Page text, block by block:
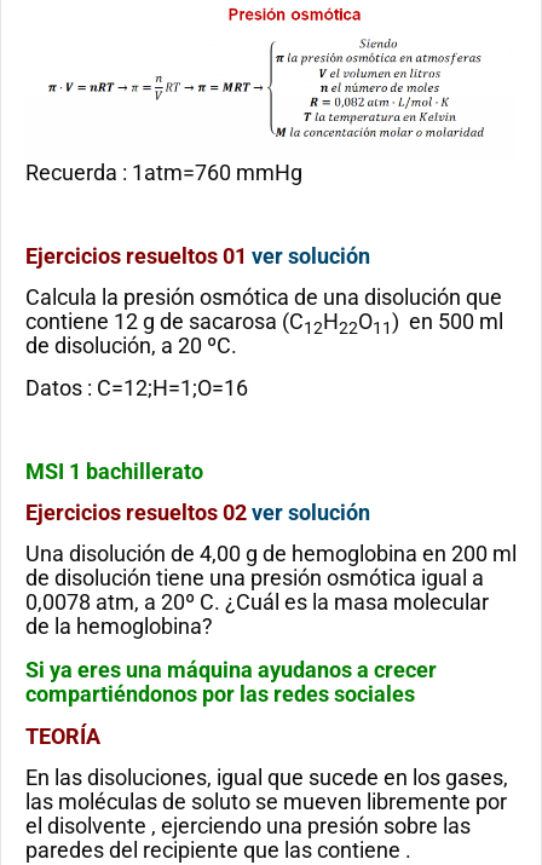
Recuerda : 1atm=760 mmHg
Ejercicios resueltos 01 ver solución
Calcula la presión osmótica de una disolución que
contiene 12 g de sacarosa (C12H22O11) en 500 ml
de disolución, a 20 ºC.
Datos : C=12;H=1;O=16
MSI 1 bachillerato
Ejercicios resueltos 02ver solución
Una disolución de 4,00 g de hemoglobina en 200 ml
de disolución tiene una presión osmótica igual a
0,0078 atm, a 20º C. ¿Cuál es la masa molecular
de la hemoglobina?
Si ya eres una máquina ayudanos a crecer
compartiéndonos por las redes sociales
TEORÍA
En las disoluciones, igual que sucede en los gases,
las moléculas de soluto se mueven libremente por
el disolvente , ejerciendo una presión sobre las
paredes del recipiente que las contiene .